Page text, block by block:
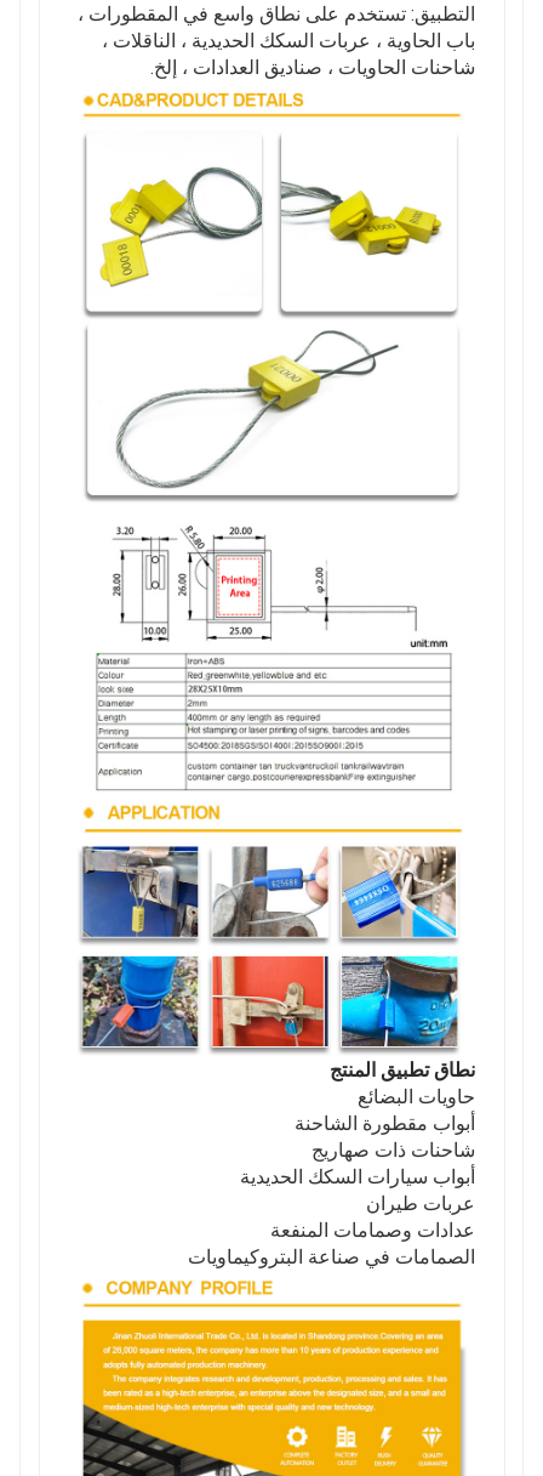
التطبيق: تستخدم على نطاق واسع في المقطورات ،
باب الحاوية ، عربات السكك الحديدية ، الناقلات ،
شاحنات الحاويات ، صناديق العدادات ، إلخ.
نطاق تطبيق المنتج
حاويات البضائع
أبواب مقطورة الشاحنة
شاحنات ذات صهاريج
أبواب سيارات السكك الحديدية
عربات طيران
عدادات وصمامات المنفعة
الصمامات في صناعة البتروكيماويات